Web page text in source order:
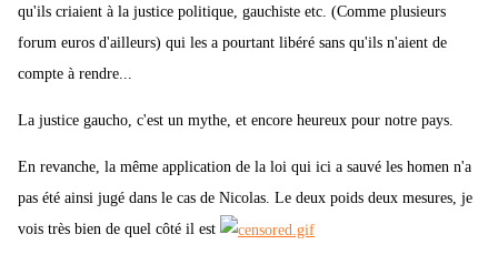
qu'ils criaient à la justice politique, gauchiste etc. (Comme plusieurs
forum euros d'ailleurs) qui les a pourtant libéré sans qu'ils n'aient de
compte à rendre...
La justice gaucho, c'est un mythe, et encore heureux pour notre pays.
En revanche, la même application de la loi qui ici a sauvé les homen n'a
pas été ainsi jugé dans le cas de Nicolas. Le deux poids deux mesures, je
vois très bien de quel côté il est